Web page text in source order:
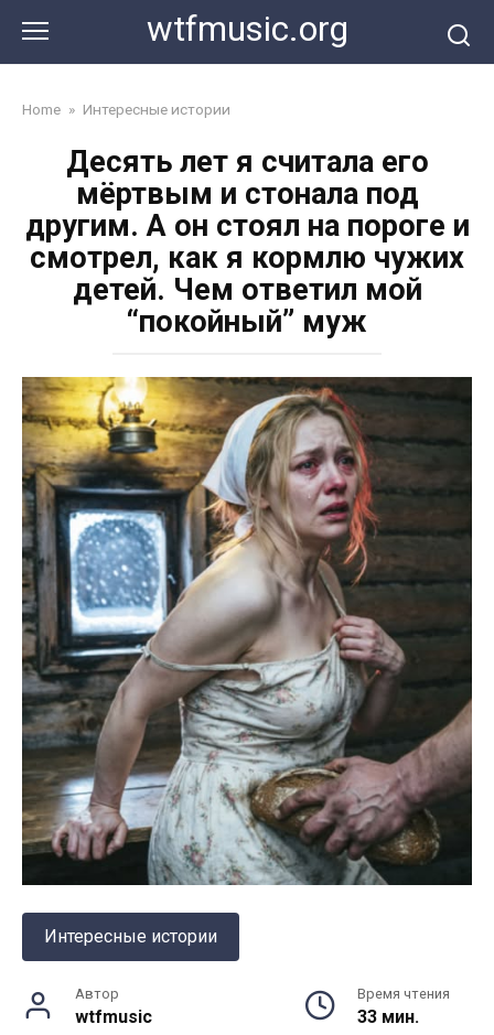
контенту
wtfmusic.org
Home » Интересные истории
Десять лет я считала его
мёртвым и стонала под
другим. А он стоял на пороге и
смотрел, как я кормлю чужих
детей. Чем ответил мой
“покойный” муж
Интересные истории
Автор
wtfmusic
Время чтения
33 мин.